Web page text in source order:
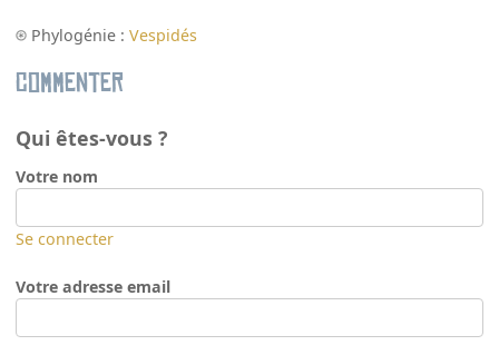
Phylogénie :Vespidés
Commenter
Qui êtes-vous ?
Votre nom
Se connecter
Votre adresse email